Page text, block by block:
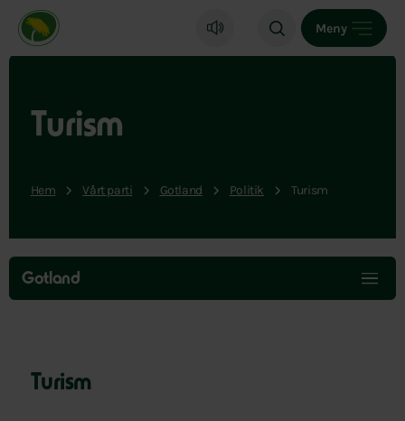
Miljöpartiet de gröna, startsida
Meny
Turism
Hem Vårt parti Gotland Politik Turism
Hoppa
över
menyn
Gotland
Turism